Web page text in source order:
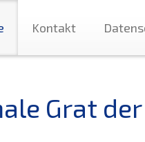
Kontakt
Grat